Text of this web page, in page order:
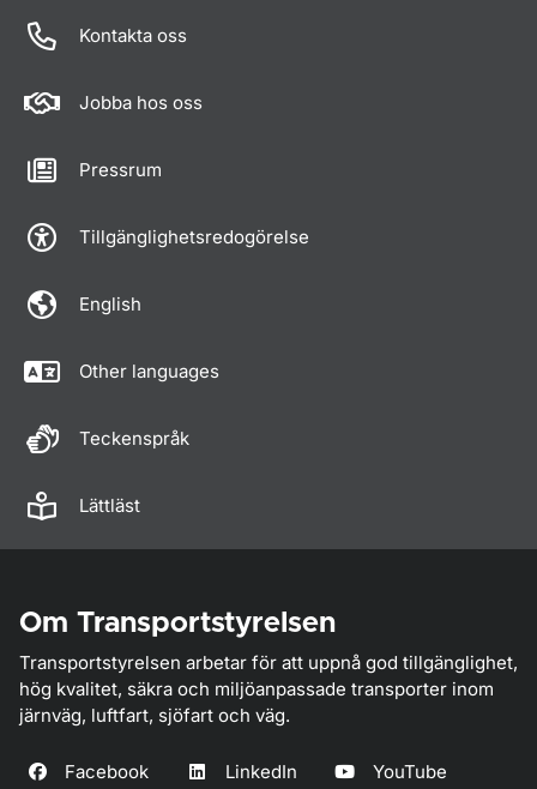
Kontakta oss
Jobba hos oss
Pressrum
Tillgänglighetsredogörelse
English
Other languages
Teckenspråk
Lättläst
Om Transportstyrelsen
Transportstyrelsen arbetar för att uppnå god tillgänglighet,
hög kvalitet, säkra och miljöanpassade transporter inom
järnväg, luftfart, sjöfart och väg.
Facebook LinkedIn YouTube